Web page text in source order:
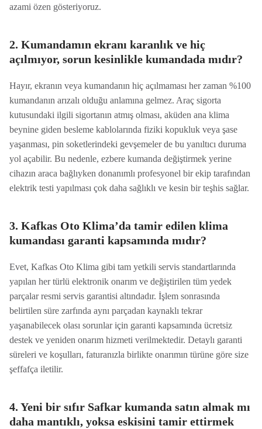
azami özen gösteriyoruz.
2. Kumandamın ekranı karanlık ve hiç
açılmıyor, sorun kesinlikle kumandada mıdır?
Hayır, ekranın veya kumandanın hiç açılmaması her zaman %100
kumandanın arızalı olduğu anlamına gelmez. Araç sigorta
kutusundaki ilgili sigortanın atmış olması, aküden ana klima
beynine giden besleme kablolarında fiziki kopukluk veya şase
yaşanması, pin soketlerindeki gevşemeler de bu yanıltıcı duruma
yol açabilir. Bu nedenle, ezbere kumanda değiştirmek yerine
cihazın araca bağlıyken donanımlı profesyonel bir ekip tarafından
elektrik testi yapılması çok daha sağlıklı ve kesin bir teşhis sağlar.
3. Kafkas Oto Klima’da tamir edilen klima
kumandası garanti kapsamında mıdır?
Evet, Kafkas Oto Klima gibi tam yetkili servis standartlarında
yapılan her türlü elektronik onarım ve değiştirilen tüm yedek
parçalar resmi servis garantisi altındadır. İşlem sonrasında
belirtilen süre zarfında aynı parçadan kaynaklı tekrar
yaşanabilecek olası sorunlar için garanti kapsamında ücretsiz
destek ve yeniden onarım hizmeti verilmektedir. Detaylı garanti
süreleri ve koşulları, faturanızla birlikte onarımın türüne göre size
şeffafça iletilir.
4. Yeni bir sıfır Safkar kumanda satın almak mı
daha mantıklı, yoksa eskisini tamir ettirmek